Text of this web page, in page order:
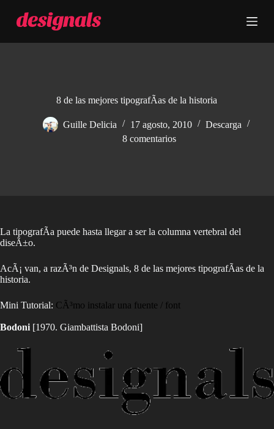
t
8 de las mejores tipografÃ­as de la historia
Guille Delicia 17 agosto, 2010
Descarga
8 comentarios
La tipografÃ­a puede hasta llegar a ser la columna vertebral del
diseÃ±o.
AcÃ¡ van, a razÃ³n de Designals, 8 de las mejores tipografÃ­as de la
historia.
Mini Tutorial: CÃ³mo instalar una fuente / font
Bodoni [1970. Giambattista Bodoni]